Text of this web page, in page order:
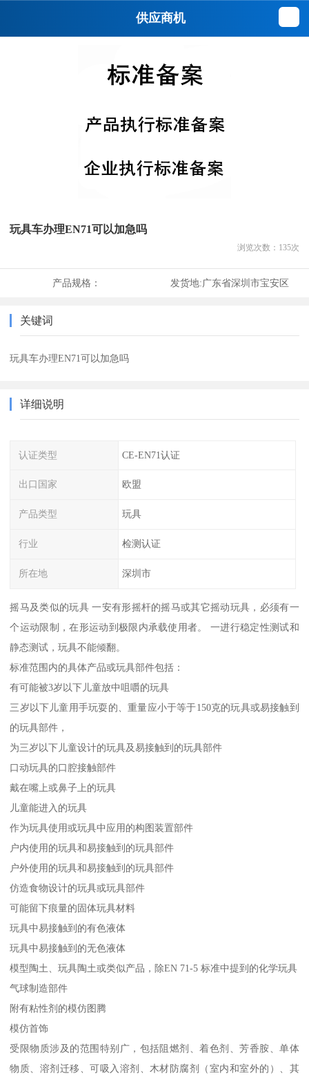
供应商机
玩具车办理EN71可以加急吗
浏览次数： 135次
产品规格： 发货地:广东省深圳市宝安区
关键词
玩具车办理EN71可以加急吗
详细说明
认证类型 CE-EN71认证
出口国家 欧盟
产品类型 玩具
行业 检测认证
所在地 深圳市
摇马及类似的玩具 一安有形摇杆的摇马或其它摇动玩具，必须有一
个运动限制，在形运动到极限内承载使用者。 一进行稳定性测试和
静态测试，玩具不能倾翻。
标准范围内的具体产品或玩具部件包括：
有可能被3岁以下儿童放中咀嚼的玩具
三岁以下儿童用手玩耍的、重量应小于等于150克的玩具或易接触到
的玩具部件，
为三岁以下儿童设计的玩具及易接触到的玩具部件
口动玩具的口腔接触部件
戴在嘴上或鼻子上的玩具
儿童能进入的玩具
作为玩具使用或玩具中应用的构图装置部件
户内使用的玩具和易接触到的玩具部件
户外使用的玩具和易接触到的玩具部件
仿造食物设计的玩具或玩具部件
可能留下痕量的固体玩具材料
玩具中易接触到的有色液体
玩具中易接触到的无色液体
模型陶土、玩具陶土或类似产品，除EN 71-5 标准中提到的化学玩具
气球制造部件
附有粘性剂的模仿图腾
模仿首饰
受限物质涉及的范围特别广，包括阻燃剂、着色剂、芳香胺、单体
物质、溶剂迁移、可吸入溶剂、木材防腐剂（室内和室外的）、其